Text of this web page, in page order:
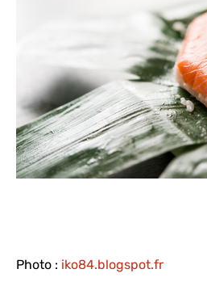
Photo : iko84.blogspot.fr